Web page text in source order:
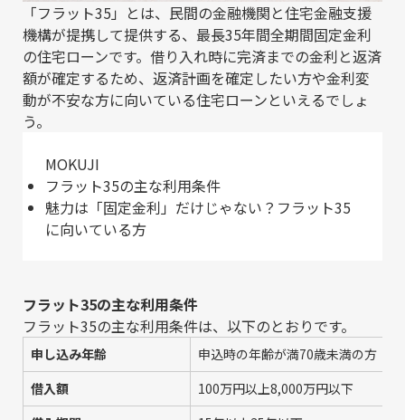
「フラット35」とは、民間の金融機関と住宅金融支援
機構が提携して提供する、最長35年間全期間固定金利
の住宅ローンです。借り入れ時に完済までの金利と返済
額が確定するため、返済計画を確定したい方や金利変
動が不安な方に向いている住宅ローンといえるでしょ
う。
MOKUJI
フラット35の主な利用条件
魅力は「固定金利」だけじゃない？フラット35
に向いている方
フラット35の主な利用条件
フラット35の主な利用条件は、以下のとおりです。
申し込み年齢
申込時の年齢が満70歳未満の方
借入額
100万円以上8,000万円以下